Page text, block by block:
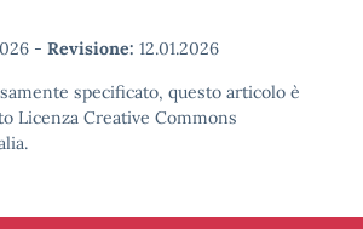
- Revisione: 12.01.2026
specificato, questo articolo è
Licenza Creative Commons